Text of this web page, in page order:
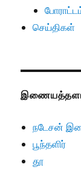
செய்திகள்
நடேசன்
பூந்தளிர்
தூ